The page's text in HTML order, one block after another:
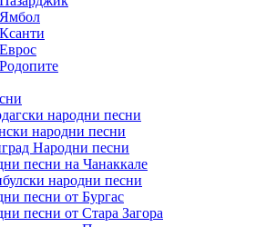
народни песни
народни песни
Народни песни
песни на Чанаккале
народни песни
песни от Бургас
песни от Стара Загора